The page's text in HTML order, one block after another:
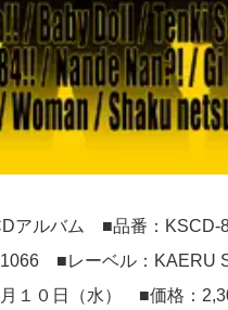
アルバム ■品番：KSCD-
■レーベル：KAERU
１０日（水） ■価格：